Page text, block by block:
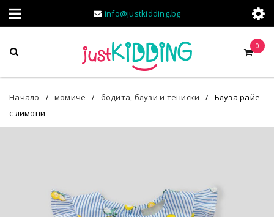
info@justkidding.bg
0
Начало / момиче / бодита, блузи и тениски /
Блуза райе
с лимони